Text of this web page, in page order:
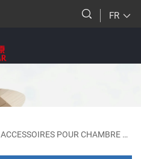
FR
ACCESSOIRES POUR CHAMBRE FROIDE